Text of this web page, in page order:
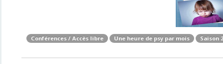
Conférences / Accès libre Une heure de psy par mois Saison